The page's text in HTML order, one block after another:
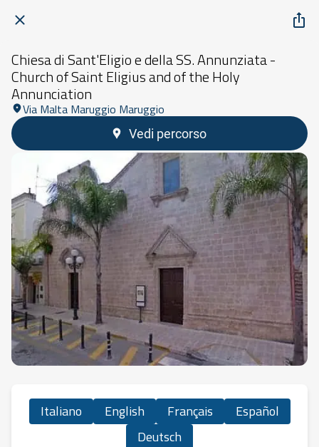
Chiesa di Sant'Eligio e della SS. Annunziata -
Church of Saint Eligius and of the Holy
Annunciation
Via Malta Maruggio Maruggio
Vedi percorso
Italiano English Français
Español
Deutsch